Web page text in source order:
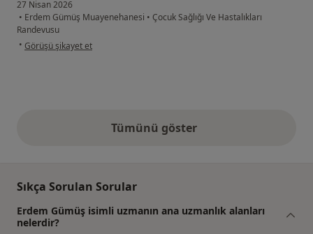
27 Nisan 2026
• Erdem Gümüş Muayenehanesi • Çocuk Sağlığı Ve Hastalıkları
Randevusu
• kullanıcının görüşüne göre er...ç
Görüşü şikayet et
Tümünü gösteryukarıdaki görüşler
Sıkça Sorulan Sorular
Erdem Gümüş isimli uzmanın ana uzmanlık alanları
nelerdir?